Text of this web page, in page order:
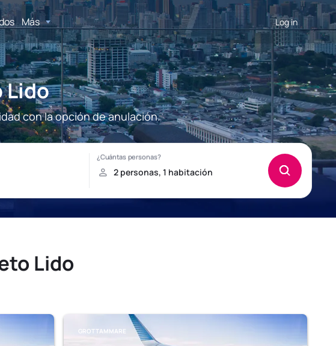
Más Log in
Lido
con la opción de anulación.
Lido
GROTTAMMARE